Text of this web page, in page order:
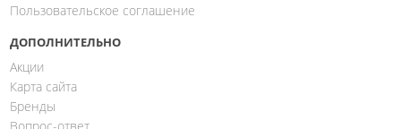
Пользовательское соглашение
ДОПОЛНИТЕЛЬНО
Акции
Карта сайта
Бренды